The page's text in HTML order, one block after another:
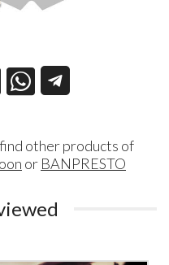
find other products of
or BANPRESTO